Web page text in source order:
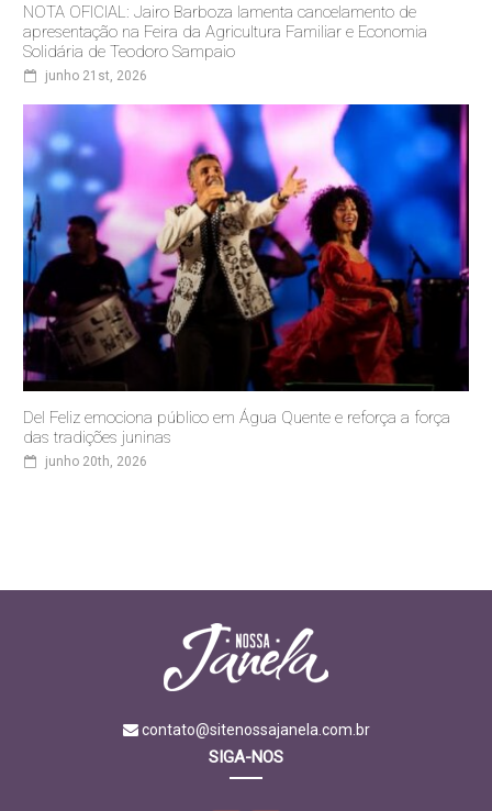
NOTA OFICIAL: Jairo Barboza lamenta cancelamento de
apresentação na Feira da Agricultura Familiar e Economia
Solidária de Teodoro Sampaio
junho 21st, 2026
Del Feliz emociona público em Água Quente e reforça a força
das tradições juninas
junho 20th, 2026
contato@sitenossajanela.com.br
SIGA-NOS